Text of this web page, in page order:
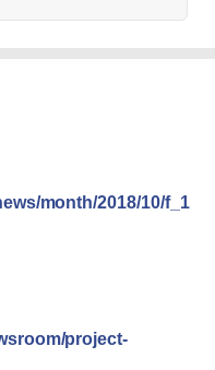
month/2018/10/f_1
project-